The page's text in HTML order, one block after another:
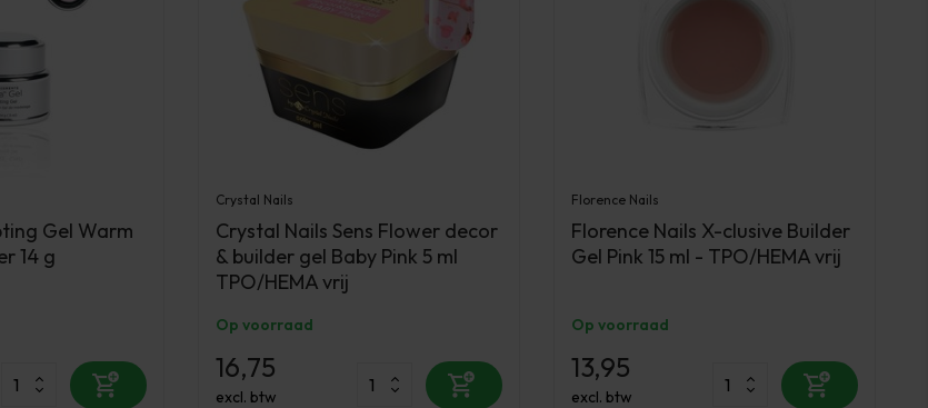
Gel Warm
14 g
Crystal Nails
Crystal Nails Sens Flower decor
& builder gel Baby Pink 5 ml
TPO/HEMA vrij
Op voorraad
16,75
excl. btw
Florence Nails
Florence Nails X-clusive Builder
Gel Pink 15 ml - TPO/HEMA vrij
Op voorraad
13,95
excl. btw